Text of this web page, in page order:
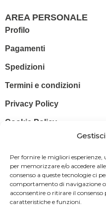
Per fornire le migliori
per memorizzare e/o accedere
consenso a queste tecnologie ci
comportamento di navigazione
acconsentire o ritirare il
caratteristiche e funzioni.
AREA PERSONALE
Profilo
Pagamenti
Spedizioni
Termini e condizioni
Privacy Policy
Cookie Policy
Legale: Via Silvio Pellico, 43
Powered